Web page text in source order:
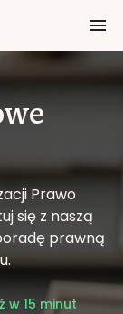
Prawo
się z naszą
prawną
w 15 minut